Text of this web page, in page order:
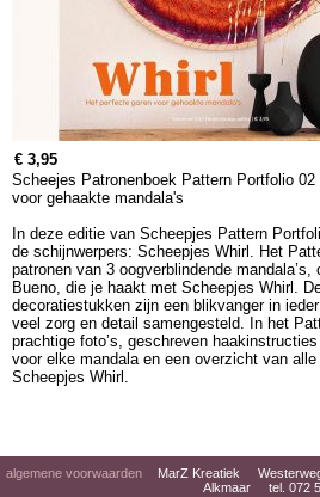
€ 3,95
Scheejes Patronenboek Pattern Portfolio
voor gehaakte mandala's
In deze editie van Scheepjes Pattern
de schijnwerpers: Scheepjes Whirl. Het
patronen van 3 oogverblindende
Bueno, die je haakt met Scheepjes Whirl.
decoratiestukken zijn een blikvanger in
veel zorg en detail samengesteld. In het
prachtige foto’s, geschreven
voor elke mandala en een overzicht van
Scheepjes Whirl.
algemene voorwaarden
MarZ Kreatiek
Alkmaar tel. 072